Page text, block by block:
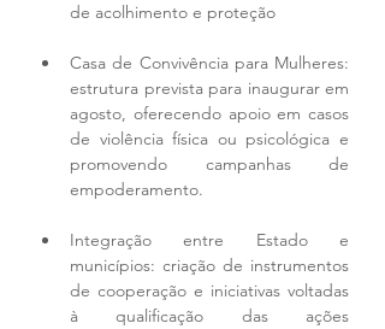
de acolhimento e proteção
Casa de Convivência para Mulheres:
estrutura prevista para inaugurar em
agosto, oferecendo apoio em casos
de violência física ou psicológica e
promovendo campanhas de
empoderamento.
Integração entre Estado e
municípios: criação de instrumentos
de cooperação e iniciativas voltadas
à qualificação das ações